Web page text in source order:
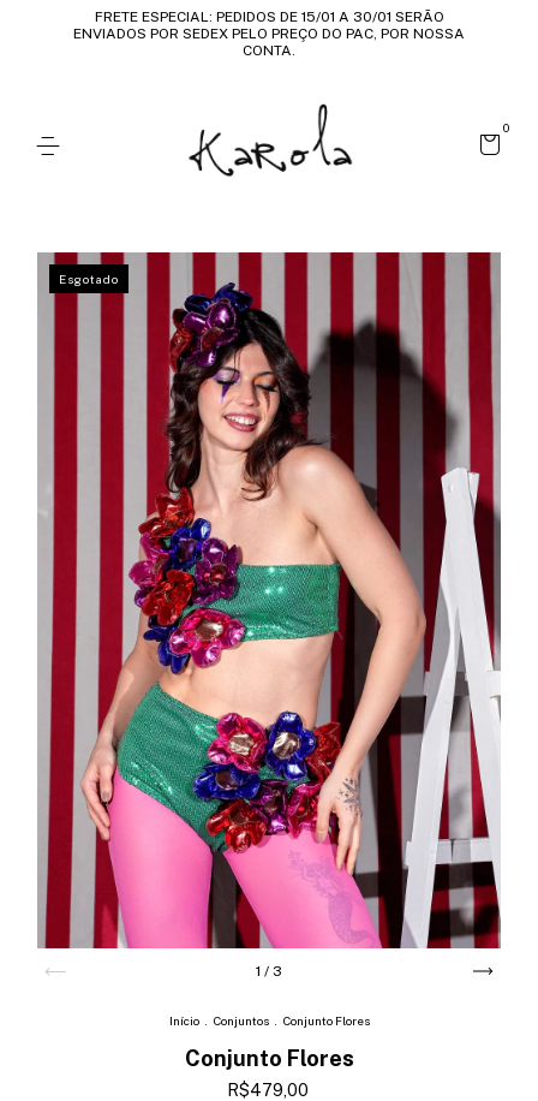
FRETE ESPECIAL: PEDIDOS DE 15/01 A 30/01 SERÃO
ENVIADOS POR SEDEX PELO PREÇO DO PAC, POR NOSSA
CONTA.
0
Esgotado
1 / 3
Início Conjuntos Conjunto Flores
Conjunto Flores
R$479,00